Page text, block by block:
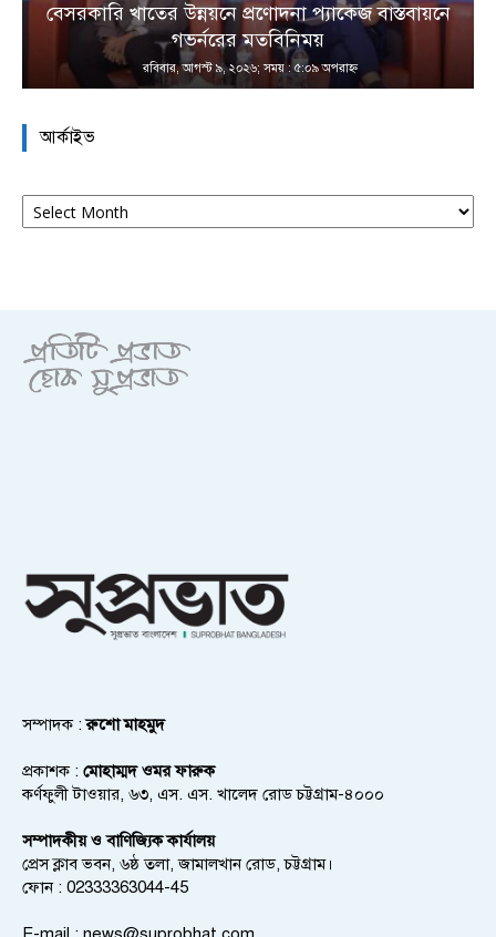
বেসরকারি খাতের উন্নয়নে প্রণোদনা প্যাকেজ বাস্তবায়নে
গভর্নরের মতবিনিময়
রবিবার, আগস্ট ৯, ২০২৬; সময় : ৫:০৯ অপরাহ্ণ
আর্কাইভ
আর্কাইভ
সম্পাদক :রুশো মাহমুদ
প্রকাশক : মোহাম্মদ ওমর ফারুক
কর্ণফুলী টাওয়ার, ৬৩, এস. এস. খালেদ রোড চট্টগ্রাম-৪০০০
সম্পাদকীয় ও বাণিজ্যিক কার্যালয়
প্রেস ক্লাব ভবন, ৬ষ্ঠ তলা, জামালখান রোড, চট্টগ্রাম।
ফোন : 02333363044-45